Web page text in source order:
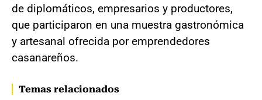
de diplomáticos, empresarios y productores,
que participaron en una muestra gastronómica
y artesanal ofrecida por emprendedores
casanareños.
Temas relacionados